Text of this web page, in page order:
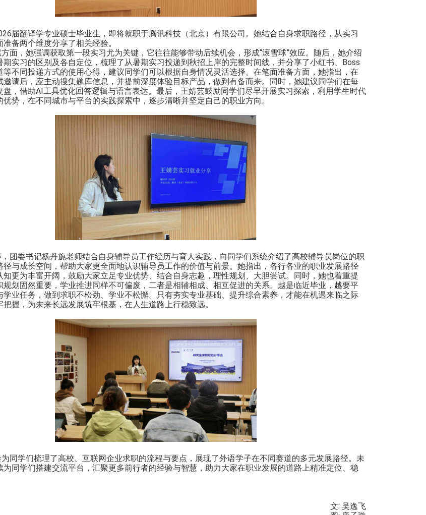
届翻译学专业硕士毕业生，即将就职于腾讯科技（北京）有限公司。她结合自身求职路径，从实习
备两个维度分享了相关经验。
面，她强调获取第一段实习尤为关键，它往往能够带动后续机会，形成“滚雪球”效应。随后，她介绍
期实习的区别及各自定位，梳理了从暑期实习投递到秋招上岸的完整时间线，并分享了小红书、 Boss
等不同投递方式的使用心得，建议同学们可以根据自身情况灵活选择。在笔面准备方面，她指出，在
邀请后，应主动搜集题库信息，并提前深度体验目标产品，做到有备而来。同时，她建议同学们在每
盘，借助AI工具优化回答逻辑与语言表达。最后，王婧芸鼓励同学们尽早开展实习探索，利用学生时代
势，在不同城市与平台的实践探索中，逐步清晰并坚定自己的职业方向。
团委书记杨丹旎老师结合自身辅导员工作经历与育人实践，向同学们系统介绍了高校辅导员岗位的职
径与成长空间，帮助大家更全面地认识辅导员工作的价值与前景。她指出，各行各业的职业发展路径
知更为丰富开阔，鼓励大家立足专业优势、结合自身志趣，理性规划、大胆尝试。同时，她也着重提
规划固然重要，学业推进同样不可偏废，二者是相辅相成、相互促进的关系。越是临近毕业，越要平
学业任务，做到求职不松劲、学业不松懈。只有夯实专业基础、提升综合素养，才能在机遇来临之际
把握，为未来长远发展筑牢根基，在人生道路上行稳致远。
同学们梳理了高校、互联网企业求职的流程与要点，展现了外语学子在不同赛道的多元发展路径。未
为同学们搭建交流平台，汇聚更多前行者的经验与智慧，助力大家在职业发展的道路上精准定位、稳
文: 吴逸飞